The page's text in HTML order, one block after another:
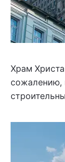
Храм
сожалению,